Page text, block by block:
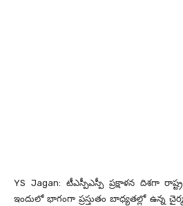
YS Jagan: టీఎస్పీఎస్పీ ప్రక్షాళన దిశగా
ఇందులో భాగంగా ప్రస్తుతం బాధ్యతల్లో ఉన్న